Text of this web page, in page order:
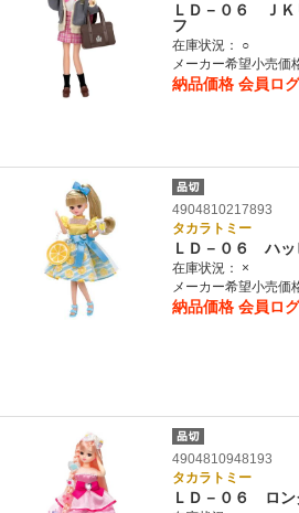
ＬＤ－０６ Ｊ
フ
在庫状況：
○
メーカー希望小売価
納品価格 会員ロ
4904810217893
タカラトミー
ＬＤ－０６ ハッ
在庫状況：
×
メーカー希望小売価
納品価格 会員ロ
4904810948193
タカラトミー
ＬＤ－０６ ロン